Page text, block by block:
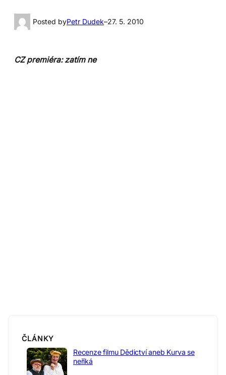
Posted byPetr Dudek–27. 5. 2010
CZ premiéra: zatím ne
ČLÁNKY
Recenze filmu Dědictví aneb Kurva se
neříká